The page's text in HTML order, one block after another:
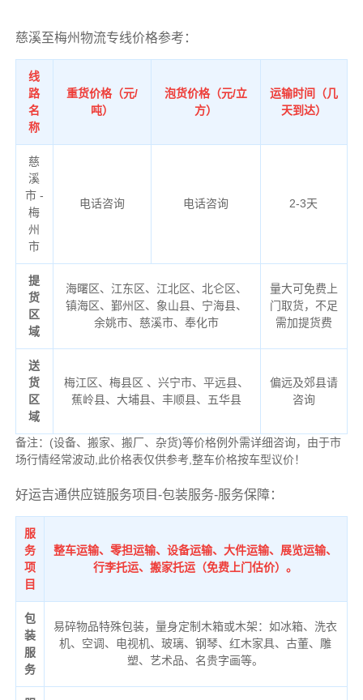
慈溪至梅州物流专线价格参考：
线
路
名
称
重货价格（元/
吨）
泡货价格（元/立
方）
运输时间（几
天到达）
慈
溪
市 -
梅
州
市
电话咨询 电话咨询 2-3天
提
货
区
域
海曙区、江东区、江北区、北仑区、
镇海区、鄞州区、象山县、宁海县、
余姚市、慈溪市、奉化市
量大可免费上
门取货，不足
需加提货费
送
货
区
域
梅江区、梅县区 、兴宁市、平远县、
蕉岭县、大埔县、丰顺县、五华县
偏远及郊县请
咨询
备注：(设备、搬家、搬厂、杂货)等价格例外需详细咨询，由于市
场行情经常波动,此价格表仅供参考,整车价格按车型议价！
好运吉通供应链服务项目-包装服务-服务保障：
服
务
项
目
整车运输、零担运输、设备运输、大件运输、展览运输、
行李托运、搬家托运（免费上门估价）。
包
装
服
务
易碎物品特殊包装，量身定制木箱或木架：如冰箱、洗衣
机、空调、电视机、玻璃、钢琴、红木家具、古董、雕
塑、艺术品、名贵字画等。